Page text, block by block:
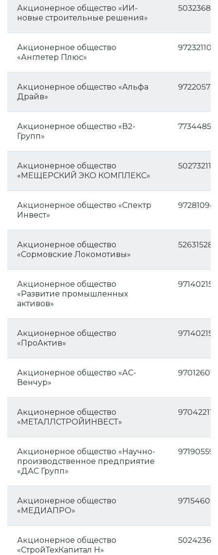
Акционерное общество «ИИ-
новые строительные решения»
Акционерное общество
«Англетер Плюс»
Акционерное общество «Альфа
Драйв»
Акционерное общество «В2-
Групп»
Акционерное общество
«МЕЩЕРСКИЙ ЭКО КОМПЛЕКС»
Акционерное общество «Спектр
Инвест»
Акционерное общество
«Сормовские Локомотивы»
Акционерное общество
«Развитие промышленных
активов»
Акционерное общество
«ПроАктив»
Акционерное общество «АС-
Венчур»
Акционерное общество
«МЕТАЛЛСТРОЙИНВЕСТ»
Акционерное общество «Научно-
производственное предприятие
«ДАС Групп»
Акционерное общество
«МЕДИАПРО»
Акционерное общество
«СтройТехКапитал Н»